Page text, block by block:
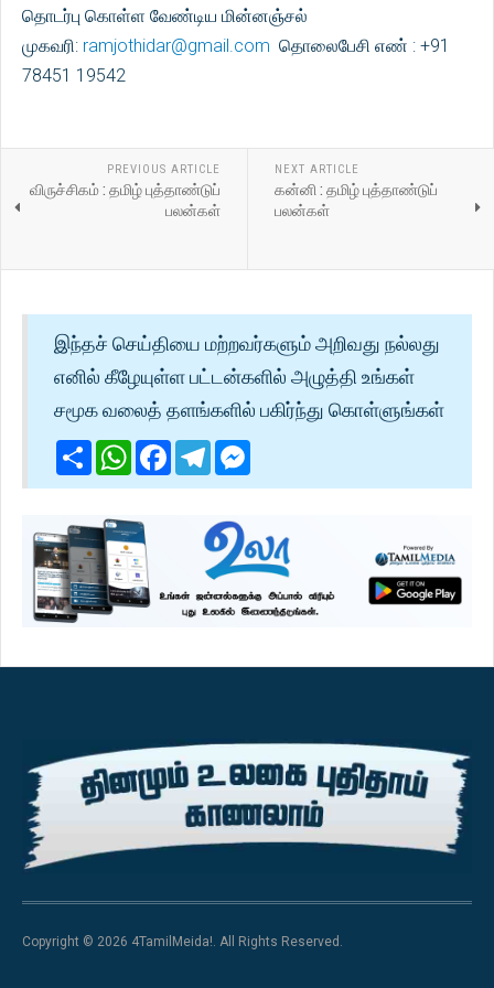
தொடர்பு கொள்ள வேண்டிய மின்னஞ்சல்
முகவரி: ramjothidar@gmail.com தொலைபேசி எண் : +91
78451 19542
PREVIOUS ARTICLE
விருச்சிகம் : தமிழ் புத்தாண்டுப்
பலன்கள்
NEXT ARTICLE
கன்னி : தமிழ் புத்தாண்டுப்
பலன்கள்
இந்தச் செய்தியை மற்றவர்களும் அறிவது நல்லது
எனில் கீழேயுள்ள பட்டன்களில் அழுத்தி உங்கள்
சமூக வலைத் தளங்களில் பகிர்ந்து கொள்ளுங்கள்
ShareWhatsApp
Facebook
Telegram
Copyright © 2026 4TamilMeida!. All Rights Reserved.